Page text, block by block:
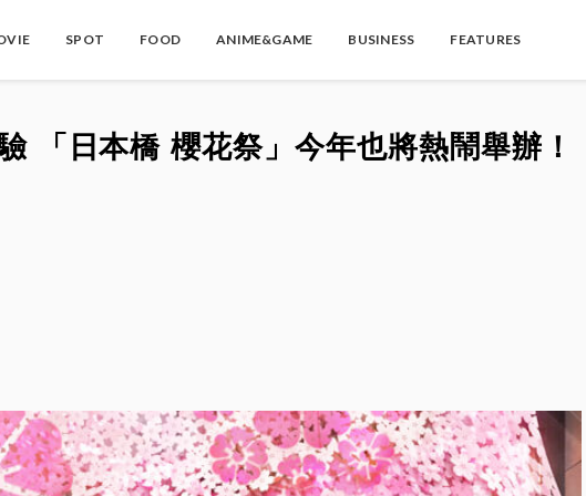
SPOT FOOD ANIME&GAME BUSINESS FEATURES
「日本橋 櫻花祭」今年也將熱鬧舉辦！